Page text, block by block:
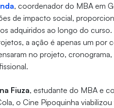
, coordenador do MBA em
de impacto social,
adquiridos ao longo do
a ação é apenas um
no projeto,
Fiuza, estudante do MBA e
o Cine Pipoquinha